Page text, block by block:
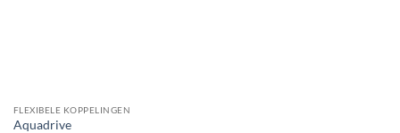
FLEXIBELE KOPPELINGEN
Aquadrive